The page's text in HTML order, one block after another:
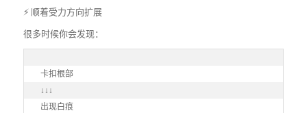
⚡ 顺着受力方向扩展
很多时候你会发现：
卡扣根部
↓↓↓
出现白痕